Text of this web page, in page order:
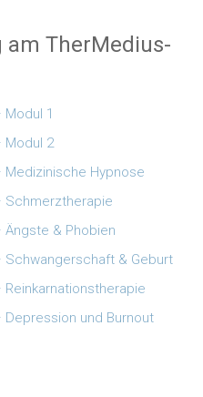
am TherMedius-
1
Modul 2
Medizinische Hypnose
Schmerztherapie
Ängste & Phobien
Schwangerschaft & Geburt
Depression und Burnout